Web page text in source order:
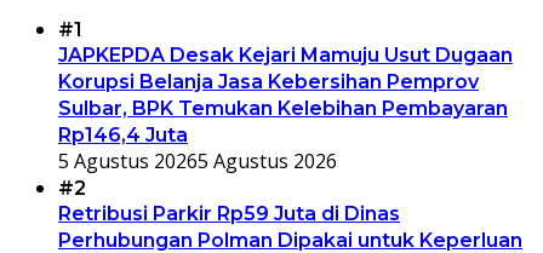
#1
JAPKEPDA Desak Kejari Mamuju Usut Dugaan
Korupsi Belanja Jasa Kebersihan Pemprov
Sulbar, BPK Temukan Kelebihan Pembayaran
Rp146,4 Juta
5 Agustus 20265 Agustus 2026
#2
Retribusi Parkir Rp59 Juta di Dinas
Perhubungan Polman Dipakai untuk Keperluan